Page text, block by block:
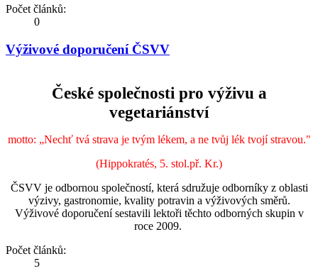
Počet článků:
0
Výživové doporučení ČSVV
České společnosti pro výživu a
vegetariánství
motto: „Nechť tvá strava je tvým lékem, a ne tvůj lék tvojí stravou."
(Hippokratés, 5. stol.př. Kr.)
ČSVV je odbornou společností, která sdružuje odborníky z oblasti
výzivy, gastronomie, kvality potravin a výživových směrů.
Výživové doporučení sestavili lektoři těchto odborných skupin v
roce 2009.
Počet článků:
5